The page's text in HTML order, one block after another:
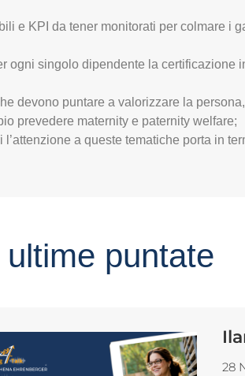
e KPI da tener monitorati per colmare i
ogni singolo dipendente la certificazione
devono puntare a valorizzare la
prevedere maternity e paternity welfare;
a queste tematiche porta in
puntate
28